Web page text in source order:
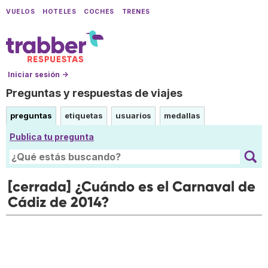
VUELOS HOTELES COCHES TRENES
Iniciar sesión →
Preguntas y respuestas de viajes
preguntas etiquetas usuarios medallas
Publica tu pregunta
[cerrada] ¿Cuándo es el Carnaval de
Cádiz de 2014?